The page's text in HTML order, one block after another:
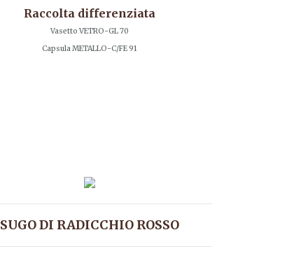
Raccolta differenziata
Vasetto VETRO-GL 70
Capsula METALLO-C/FE 91
SUGO DI RADICCHIO ROSSO